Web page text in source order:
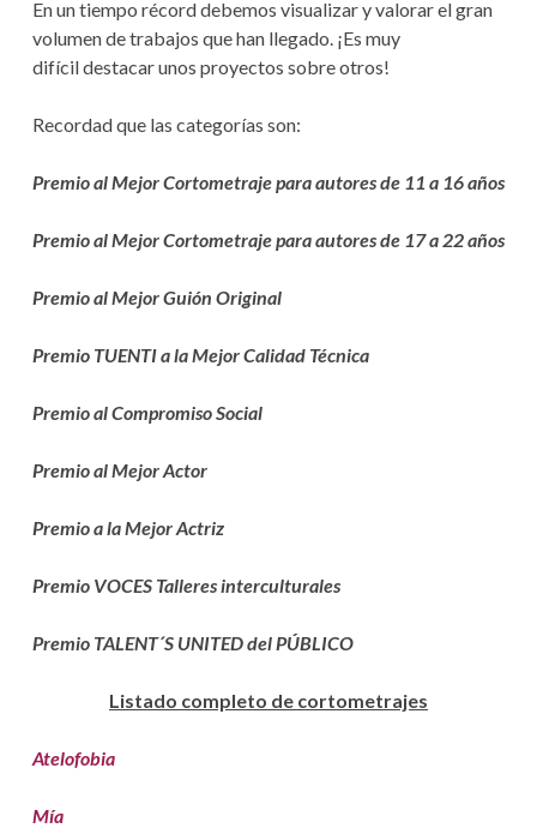
A
C
Ó
N
En un tiempo récord debemos visualizar y valorar el gran
volumen de trabajos que han llegado. ¡Es muy
difícil destacar unos proyectos sobre otros!
Recordad que las categorías son:
Premio al Mejor Cortometraje para autores de 11 a 16 años
Premio al Mejor Cortometraje para autores de 17 a 22 años
Premio al Mejor Guión Original
Premio TUENTI a la Mejor Calidad Técnica
Premio al Compromiso Social
Premio al Mejor Actor
Premio a la Mejor Actriz
Premio VOCES Talleres interculturales
Premio TALENT´S UNITED del PÚBLICO
Listado completo de cortometrajes
Atelofobia
Mía